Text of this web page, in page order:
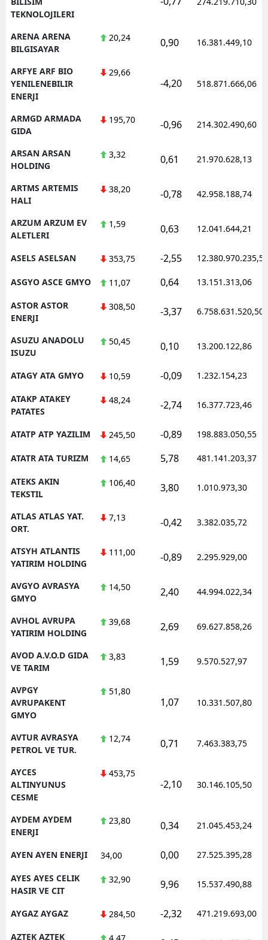
TEKNOLOJILERI
ARENA ARENA
BILGISAYAR
20,24 0,90 16.381.449,10
ARFYE ARF BIO
YENILENEBILIR
ENERJI
29,66
-4,20 518.871.666,06
ARMGD ARMADA
GIDA
195,70 -0,96 214.302.490,60
ARSAN ARSAN
HOLDING
3,32 0,61 21.970.628,13
ARTMS ARTEMIS
HALI
38,20 -0,78 42.958.188,74
ARZUM ARZUM EV
ALETLERI
1,59 0,63 12.041.644,21
ASELS ASELSAN 353,75 -2,55 12.380.970.235,50
ASGYO ASCE GMYO 11,07 0,64 13.151.313,06
ASTOR ASTOR
ENERJI
308,50 -3,37 6.758.631.520,50
ASUZU ANADOLU
ISUZU
50,45 0,10 13.200.122,86
ATAGY ATA GMYO 10,59 -0,09 1.232.154,23
ATAKP ATAKEY
PATATES
48,24 -2,74 16.377.723,46
ATATP ATP YAZILIM 245,50 -0,89 198.883.050,55
ATATR ATA TURIZM 14,65 5,78 481.141.203,37
ATEKS AKIN
TEKSTIL
106,40 3,80 1.010.973,30
ATLAS ATLAS YAT.
ORT.
7,13 -0,42 3.382.035,72
ATSYH ATLANTIS
YATIRIM HOLDING
111,00 -0,89 2.295.929,00
AVGYO AVRASYA
GMYO
14,50 2,40 44.994.022,34
AVHOL AVRUPA
YATIRIM HOLDING
39,68 2,69 69.627.858,26
AVOD A.V.O.D GIDA
VE TARIM
3,83 1,59 9.570.527,97
AVPGY
AVRUPAKENT
GMYO
51,80
1,07 10.331.507,80
AVTUR AVRASYA
PETROL VE TUR.
12,74 0,71 7.463.383,75
AYCES
ALTINYUNUS
CESME
453,75
-2,10 30.146.105,50
AYDEM AYDEM
ENERJI
23,80 0,34 21.045.453,24
AYEN AYEN ENERJI 34,00 0,00 27.525.395,28
AYES AYES CELIK
HASIR VE CIT
32,90 9,96 15.537.490,88
AYGAZ AYGAZ 284,50 -2,32 471.219.693,00
AZTEK AZTEK
4,47